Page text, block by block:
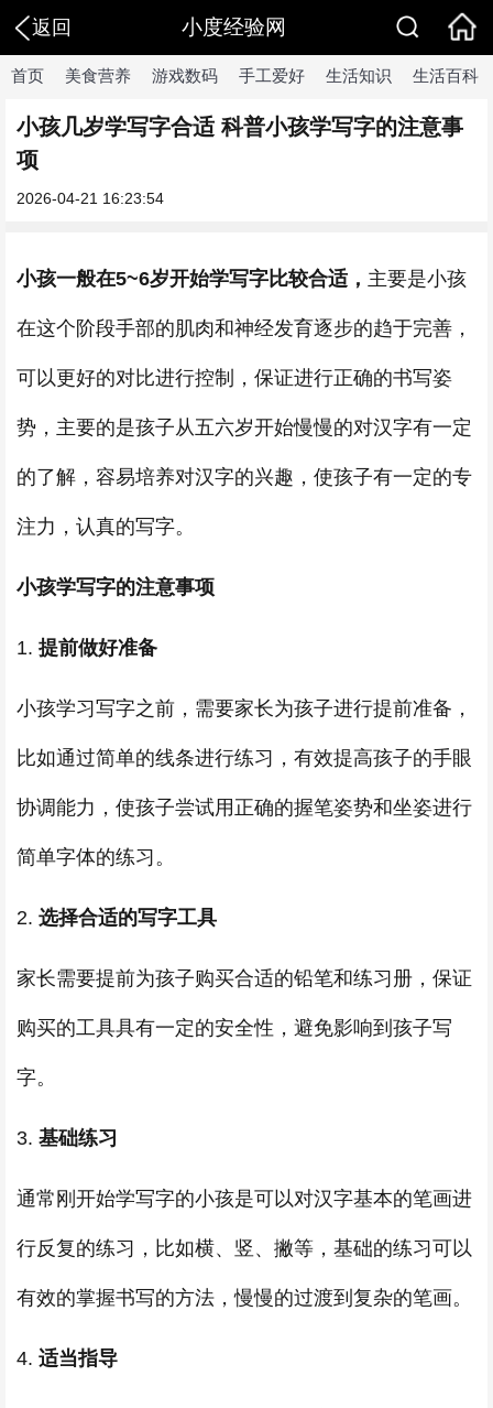
返回 小度经验网
首页 美食营养 游戏数码 手工爱好 生活知识 生活百科
小孩几岁学写字合适 科普小孩学写字的注意事
项
2026-04-21 16:23:54
小孩一般在5~6岁开始学写字比较合适， 主要是小孩
在这个阶段手部的肌肉和神经发育逐步的趋于完善，
可以更好的对比进行控制，保证进行正确的书写姿
势，主要的是孩子从五六岁开始慢慢的对汉字有一定
的了解，容易培养对汉字的兴趣，使孩子有一定的专
注力，认真的写字。
小孩学写字的注意事项
1. 提前做好准备
小孩学习写字之前，需要家长为孩子进行提前准备，
比如通过简单的线条进行练习，有效提高孩子的手眼
协调能力，使孩子尝试用正确的握笔姿势和坐姿进行
简单字体的练习。
2. 选择合适的写字工具
家长需要提前为孩子购买合适的铅笔和练习册，保证
购买的工具具有一定的安全性，避免影响到孩子写
字。
3. 基础练习
通常刚开始学写字的小孩是可以对汉字基本的笔画进
行反复的练习，比如横、竖、撇等，基础的练习可以
有效的掌握书写的方法，慢慢的过渡到复杂的笔画。
4. 适当指导